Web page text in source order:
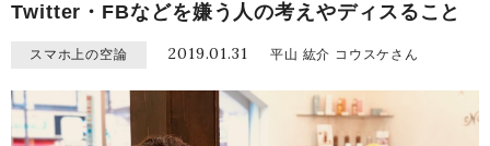
Twitter・FBなどを嫌う人の考えやディスること
スマホ上の空論 2019.01.31 平山 紘介 コウスケさん